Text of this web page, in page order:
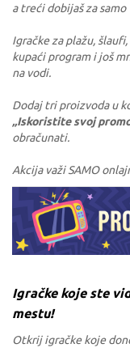
a treći dobijaš za samo
Igračke za plažu,
kupaći program i još
na vodi.
Dodaj tri proizvoda u
„Iskoristite svoj
obračunati.
Akcija važi SAMO
Igračke koje ste
mestu!
Otkrij igračke koje